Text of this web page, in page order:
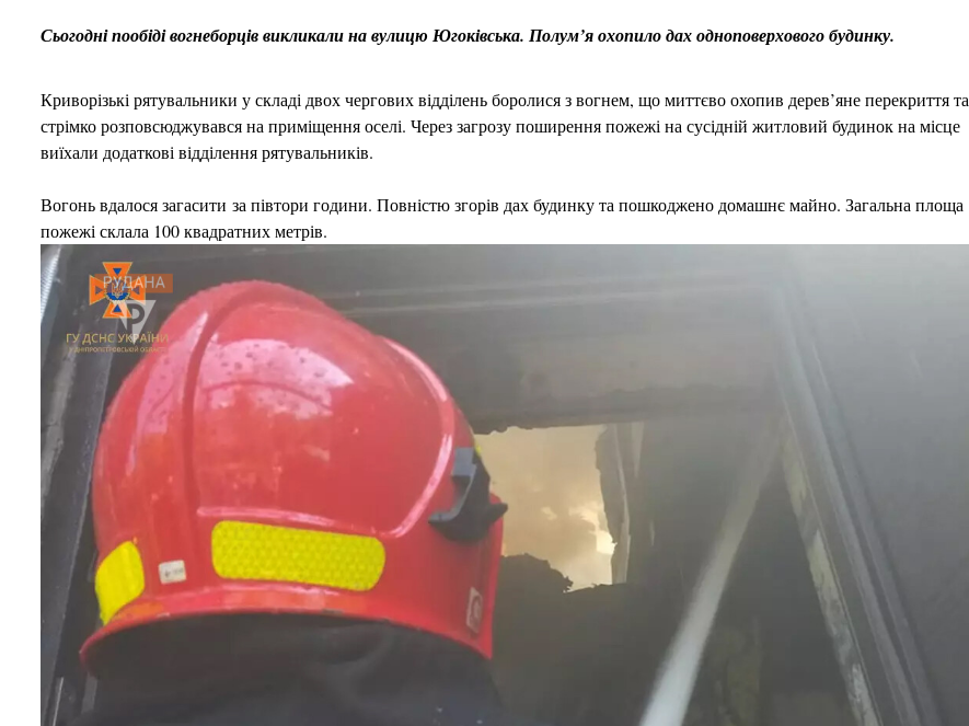
Сьогодні пообіді вогнеборців викликали на вулицю Югоківська. Полум’я охопило дах одноповерхового будинку.
Криворізькі рятувальники у складі двох чергових відділень боролися з вогнем, що миттєво охопив дерев’яне перекриття та
стрімко розповсюджувався на приміщення оселі. Через загрозу поширення пожежі на сусідній житловий будинок на місце
виїхали додаткові відділення рятувальників.
Вогонь вдалося загасити за півтори години. Повністю згорів дах будинку та пошкоджено домашнє майно. Загальна площа
пожежі склала 100 квадратних метрів.